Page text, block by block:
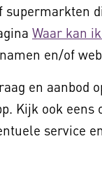
Waar kan
en/of
en aanbod
Kijk ook
service